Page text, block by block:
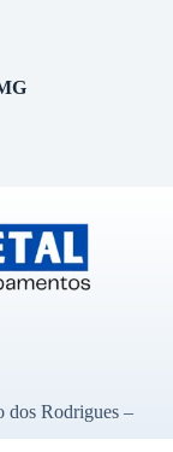
dos Rodrigues –